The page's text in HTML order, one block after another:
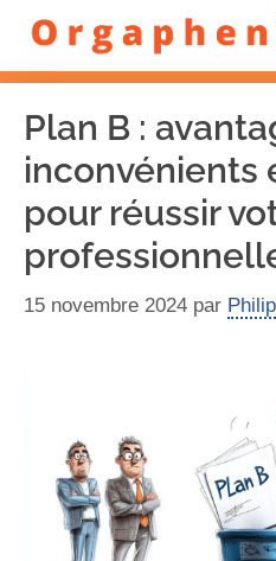
Plan B :
inconvénients
pour réussir
15 novembre 2024 par